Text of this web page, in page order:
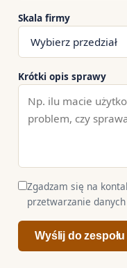
Skala firmy
Krótki opis sprawy
Zgadzam się na
przetwarzanie
Wyślij do zespołu